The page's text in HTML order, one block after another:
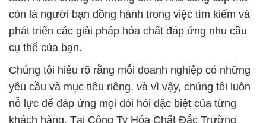
còn là người bạn đồng hành trong việc tìm kiếm và
phát triển các giải pháp hóa chất đáp ứng nhu cầu
cụ thể của bạn.
Chúng tôi hiểu rõ rằng mỗi doanh nghiệp có những
yêu cầu và mục tiêu riêng, và vì vậy, chúng tôi luôn
nỗ lực để đáp ứng mọi đòi hỏi đặc biệt của từng
khách hàng. Tại Công Ty Hóa Chất Đắc Trường